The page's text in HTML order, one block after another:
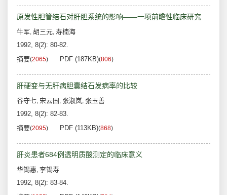
原发性胆管结石对肝胆系统的影响——一项前瞻性临床研究
牛军, 胡三元, 寿楠海
1992, 8(2): 80-82.
摘要(2065) PDF (187KB)(806)
肝硬变与无肝病胆囊结石发病率的比较
谷守七, 宋云国 , 张淑岚, 张玉善
1992, 8(2): 82-83.
摘要(2095) PDF (113KB)(868)
肝炎患者684例透明质酸测定的临床意义
华锡惠, 李锡寿
1992, 8(2): 83-84.